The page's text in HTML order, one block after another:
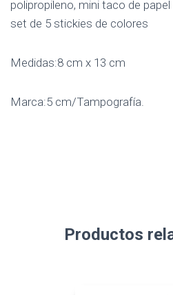
polipropileno, mini taco de
set de 5 stickies de colores
Medidas:8 cm x 13 cm
Marca:5 cm/Tampografía.
Productos